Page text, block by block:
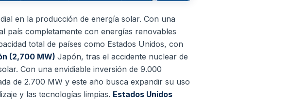
en la producción de energía solar. Con una
país completamente con energías renovables
total de países como Estados Unidos, con
(2,700 MW) Japón, tras el accidente nuclear de
Con una envidiable inversión de 9.000
de 2.700 MW y este año busca expandir su uso
y las tecnologías limpias. Estados Unidos